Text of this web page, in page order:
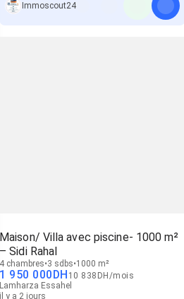
Immoscout24
Maison/ Villa avec piscine- 1000 m²
– Sidi Rahal
4 chambres 3 sdbs 1000 m²
1 950 000 DH 10 838 DH /mois
Lamharza Essahel
il y a 2 jours